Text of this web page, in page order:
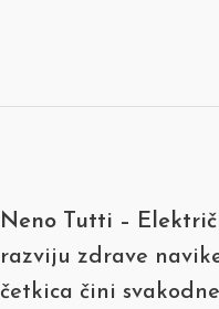
Neno Tutti –
razviju zdrave
četkica čini